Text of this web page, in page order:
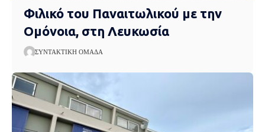
Φιλικό του Παναιτωλικού με την
Ομόνοια, στη Λευκωσία
ΣΥΝΤΑΚΤΙΚΉ ΟΜΆΔΑ